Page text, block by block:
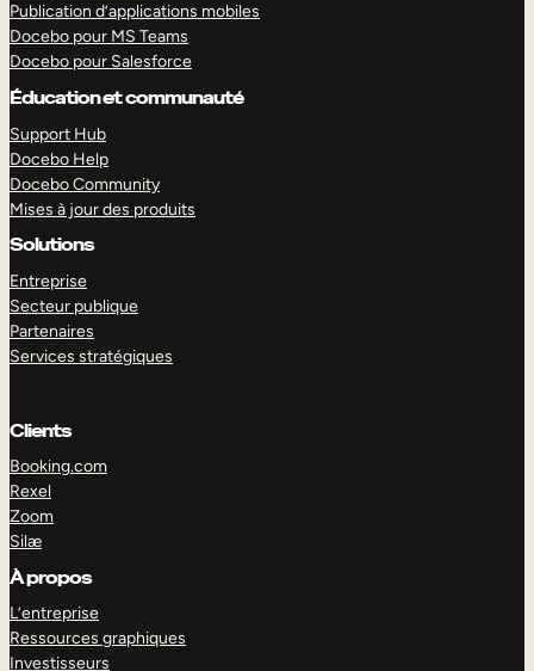
Publication d’applications mobiles
Docebo pour MS Teams
Docebo pour Salesforce
Éducation et communauté
Support Hub
Docebo Help
Docebo Community
Mises à jour des produits
Solutions
Entreprise
Secteur publique
Partenaires
Services stratégiques
Clients
Booking.com
Rexel
Zoom
Silæ
À propos
L’entreprise
Ressources graphiques
Investisseurs